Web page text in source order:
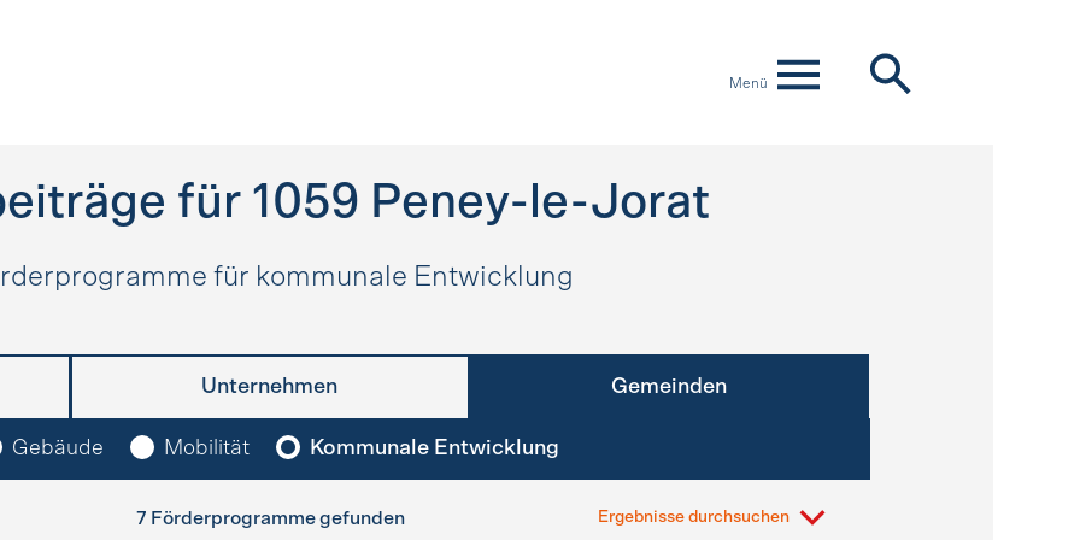
Menü
für 1059 Peney-le-Jorat
für kommunale Entwicklung
Unternehmen Gemeinden
Gebäude Mobilität Kommunale Entwicklung
7 Förderprogramme gefunden Ergebnisse durchsuchen